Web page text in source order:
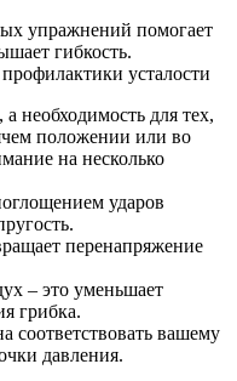
упражнений помогает
гибкость.
усталости
необходимость для тех,
положении или во
на несколько
ударов
перенапряжение
– это уменьшает
грибка.
вашему
давления.